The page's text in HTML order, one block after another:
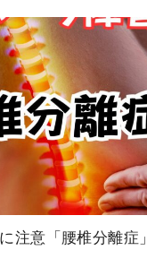
注意「腰椎分離症」